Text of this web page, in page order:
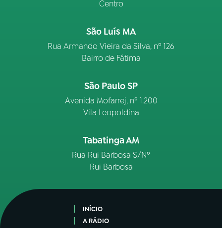
Centro
São Luís MA
Rua Armando Vieira da Silva, nº 126
Bairro de Fátima
São Paulo SP
Avenida Mofarrej, nº 1.200
Vila Leopoldina
Tabatinga AM
Rua Rui Barbosa S/Nº
Rui Barbosa
INÍCIO
A RÁDIO